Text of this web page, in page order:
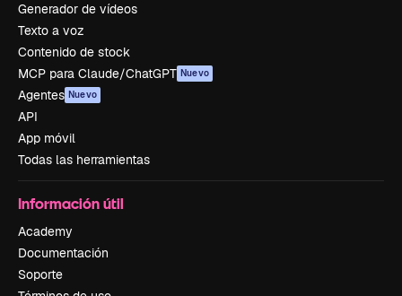
Generador de vídeos
Texto a voz
Contenido de stock
MCP para Claude/ChatGPT Nuevo
Agentes Nuevo
API
App móvil
Todas las herramientas
Información útil
Academy
Documentación
Soporte